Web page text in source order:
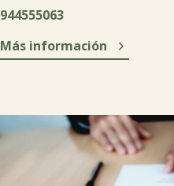
944555063
Más información
